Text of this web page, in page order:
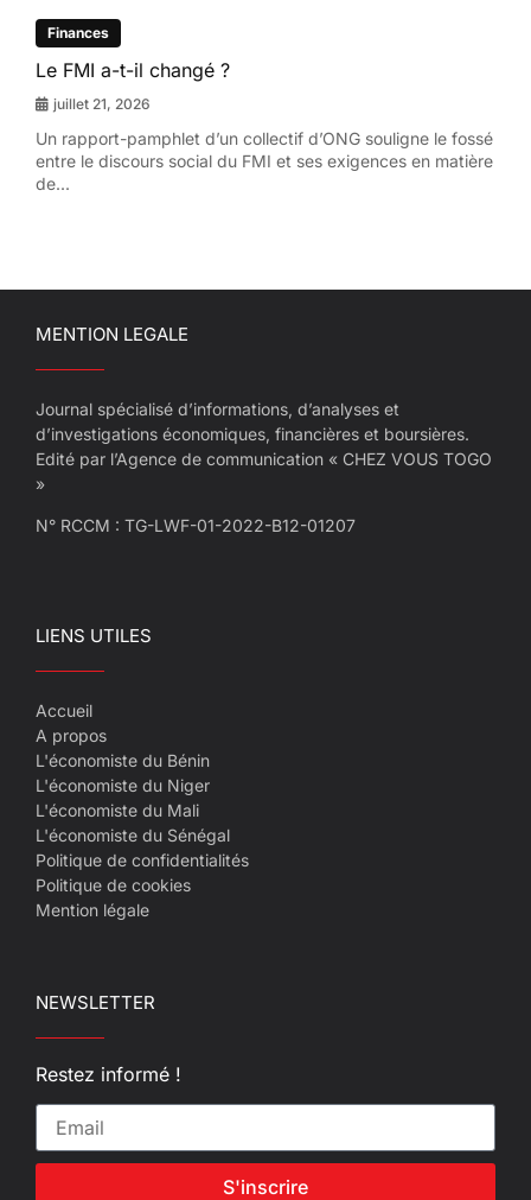
Finances
Le FMI a-t-il changé ?
juillet 21, 2026
Un rapport-pamphlet d’un collectif d’ONG souligne le fossé
entre le discours social du FMI et ses exigences en matière
de...
MENTION LEGALE
Journal spécialisé d’informations, d’analyses et
d’investigations économiques, financières et boursières.
Edité par l’Agence de communication « CHEZ VOUS TOGO
»
N° RCCM : TG-LWF-01-2022-B12-01207
LIENS UTILES
Accueil
A propos
L'économiste du Bénin
L'économiste du Niger
L'économiste du Mali
L'économiste du Sénégal
Politique de confidentialités
Politique de cookies
Mention légale
NEWSLETTER
Restez informé !
S'inscrire